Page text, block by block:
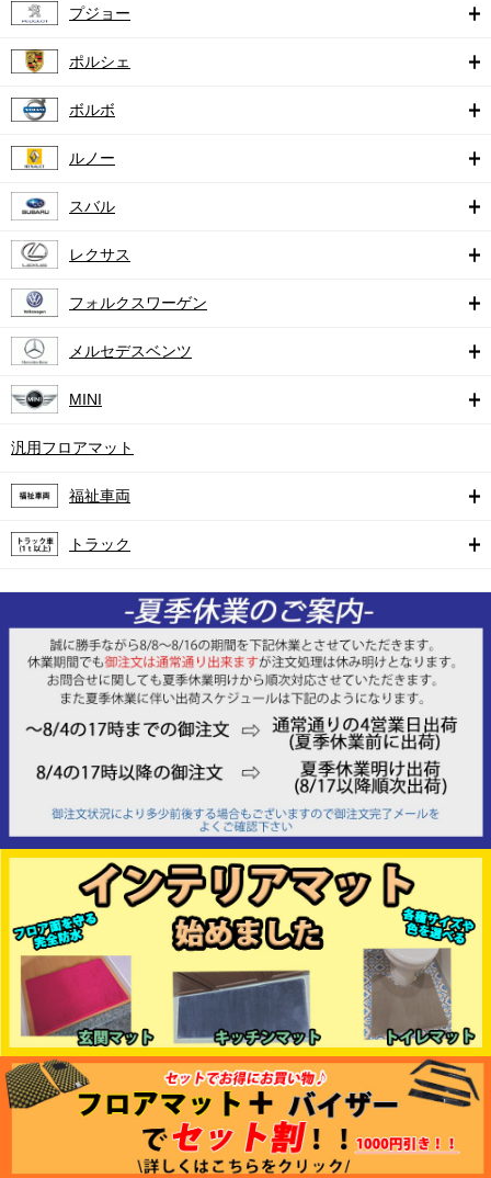
プジョー
ポルシェ
ボルボ
ルノー
スバル
レクサス
フォルクスワーゲン
メルセデスベンツ
MINI
汎用フロアマット
福祉車両
トラック